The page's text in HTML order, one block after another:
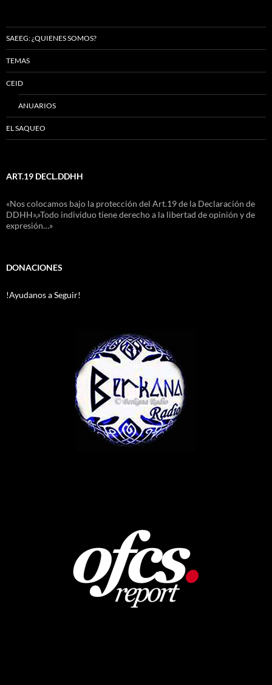
SAEEG: ¿QUIENES SOMOS?
TEMAS
CEID
ANUARIOS
EL SAQUEO
ART.19 DECL.DDHH
«Nos colocamos bajo la protección del Art.19 de la Declaración de
DDHH»,»Todo individuo tiene derecho a la libertad de opinión y de
expresión…»
DONACIONES
!Ayudanos a Seguir!